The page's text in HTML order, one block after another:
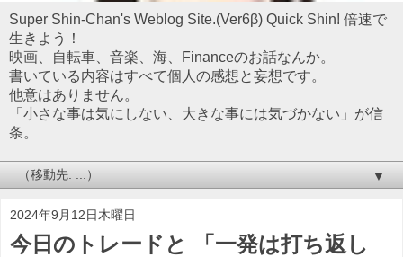
Super Shin-Chan's Weblog Site.(Ver6β) Quick Shin! 倍速で
生きよう！
映画、自転車、音楽、海、Financeのお話なんか。
書いている内容はすべて個人の感想と妄想です。
他意はありません。
「小さな事は気にしない、大きな事には気づかない」が信
条。
▼
2024年9月12日木曜日
今日のトレードと 「一発は打ち返し